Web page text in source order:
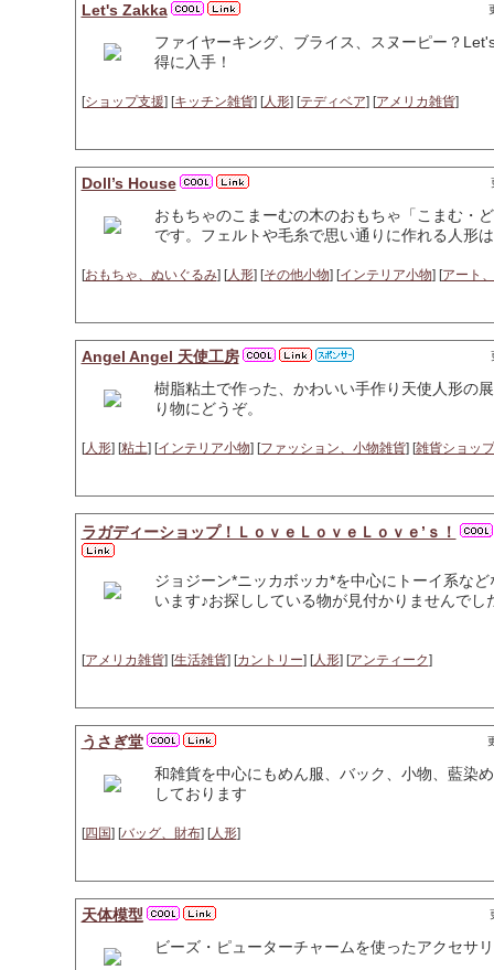
Let's Zakka
ファイヤーキング、ブライス、スヌーピー？
得に入手！
[ショップ支援] [キッチン雑貨] [人形] [テディベア] [アメリカ雑貨]
Doll’s House
おもちゃのこまーむの木のおもちゃ「こまむ・
です。フェルトや毛糸で思い通りに作れる人形
[おもちゃ、ぬいぐるみ] [人形] [その他小物] [インテリア小物] [アート
Angel Angel 天使工房
樹脂粘土で作った、かわいい手作り天使人形の
り物にどうぞ。
[人形] [粘土] [インテリア小物] [ファッション、小物雑貨] [雑貨ショッ
ラガディーショップ！ＬｏｖｅＬｏｖｅＬｏｖｅ’ｓ！
ジョジーン*ニッカボッカ*を中心にトーイ系な
います♪お探ししている物が見付かりませんで
[アメリカ雑貨] [生活雑貨] [カントリー] [人形] [アンティーク]
うさぎ堂
和雑貨を中心にもめん服、バック、小物、藍染
しております
[四国] [バッグ、財布] [人形]
天体模型
ビーズ・ピューターチャームを使ったアクセサ